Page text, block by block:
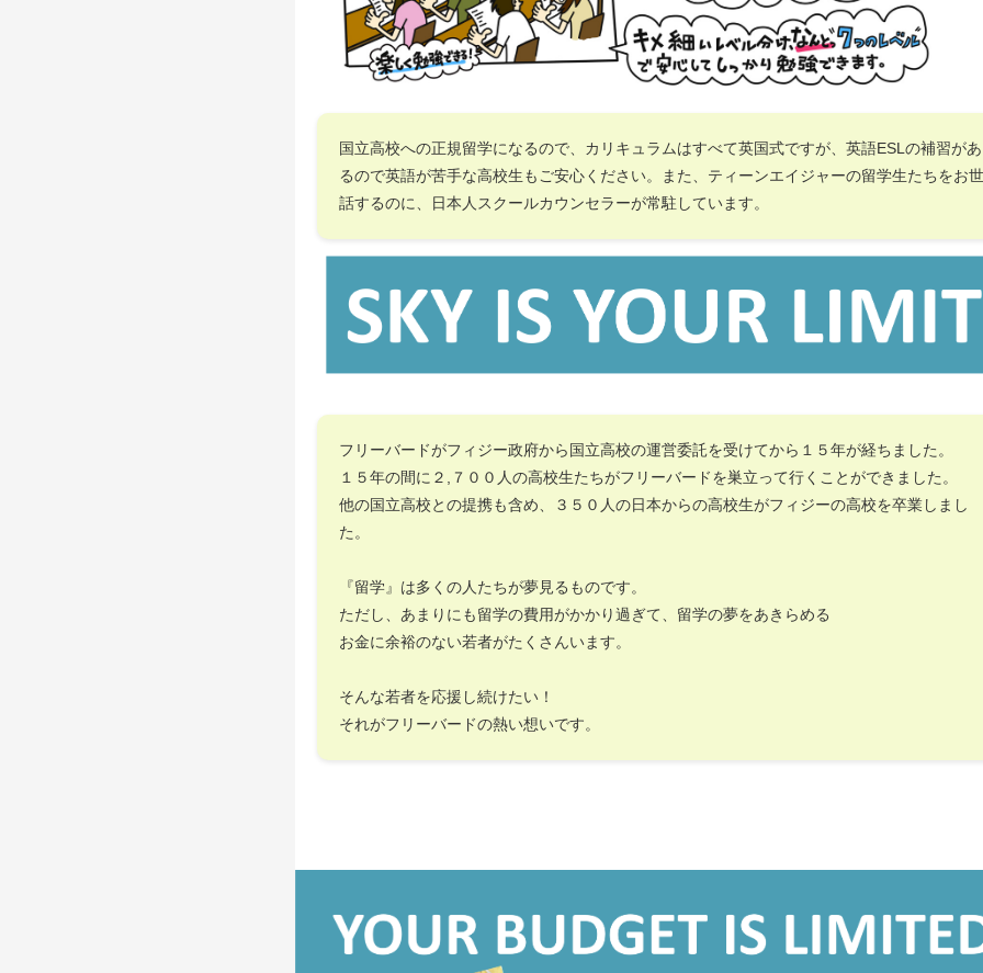
国立高校への正規留学になるので、カリキュラムはすべて英国式ですが、英語ESLの補習があ
るので英語が苦手な高校生もご安心ください。また、ティーンエイジャーの留学生たちをお世
話するのに、日本人スクールカウンセラーが常駐しています。
フリーバードがフィジー政府から国立高校の運営委託を受けてから１５年が経ちました。
１５年の間に２,７００人の高校生たちがフリーバードを巣立って行くことができました。
他の国立高校との提携も含め、３５０人の日本からの高校生がフィジーの高校を卒業しまし
た。
『留学』は多くの人たちが夢見るものです。
ただし、あまりにも留学の費用がかかり過ぎて、留学の夢をあきらめる
お金に余裕のない若者がたくさんいます。
そんな若者を応援し続けたい！
それがフリーバードの熱い想いです。